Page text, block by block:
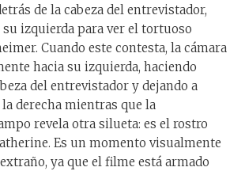
de la cabeza del entrevistador,
su izquierda para ver el tortuoso
Cuando este contesta, la cámara
hacia su izquierda, haciendo
del entrevistador y dejando a
derecha mientras que la
revela otra silueta: es el rostro
Es un momento visualmente
ya que el filme está armado